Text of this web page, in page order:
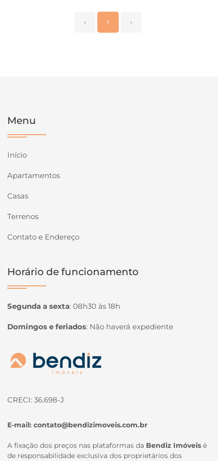
‹ 1 ›
Menu
Início
Apartamentos
Casas
Terrenos
Contato e Endereço
Horário de funcionamento
Segunda a sexta: 08h30 às 18h
Domingos e feriados: Não haverá expediente
Página inicial
CRECI: 36.698-J
E-mail: contato@bendizimoveis.com.br
A fixação dos preços nas plataformas da Bendiz Imóveis é
de responsabilidade exclusiva dos proprietários dos